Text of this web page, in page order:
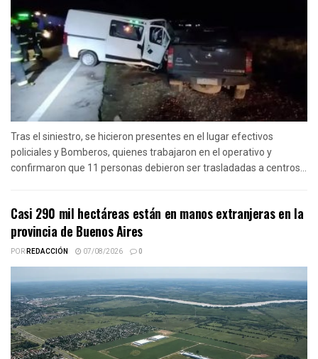
Tras el siniestro, se hicieron presentes en el lugar efectivos
policiales y Bomberos, quienes trabajaron en el operativo y
confirmaron que 11 personas debieron ser trasladadas a centros...
Casi 290 mil hectáreas están en manos extranjeras en la
provincia de Buenos Aires
PORREDACCIÓN 07/08/2026 0